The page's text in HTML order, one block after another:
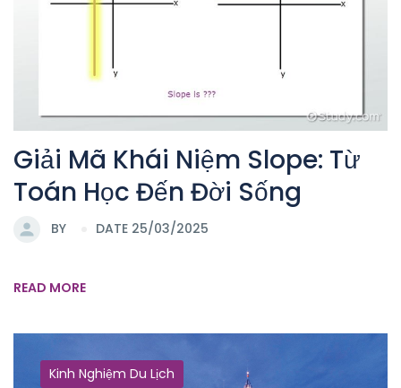
Giải Mã Khái Niệm Slope: Từ
Toán Học Đến Đời Sống
BY DATE 25/03/2025
READ MORE
Kinh Nghiệm Du Lịch